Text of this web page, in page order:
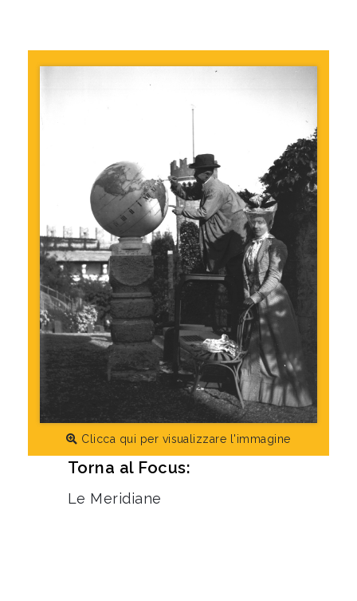
Clicca qui per visualizzare l'immagine
Torna al Focus:
Le Meridiane